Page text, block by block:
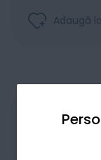
Adaugă